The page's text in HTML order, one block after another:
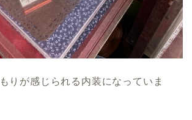
りが感じられる内装になっていま